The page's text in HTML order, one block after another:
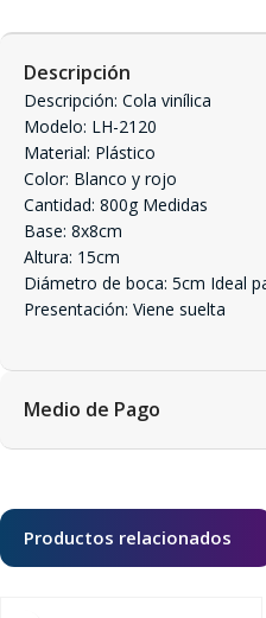
Descripción
Descripción: Cola vinílica
Modelo: LH-2120
Material: Plástico
Color: Blanco y rojo
Cantidad: 800g Medidas
Base: 8x8cm
Altura: 15cm
Diámetro de boca: 5cm Ideal
Presentación: Viene suelta
Medio de Pago
Productos relacionados